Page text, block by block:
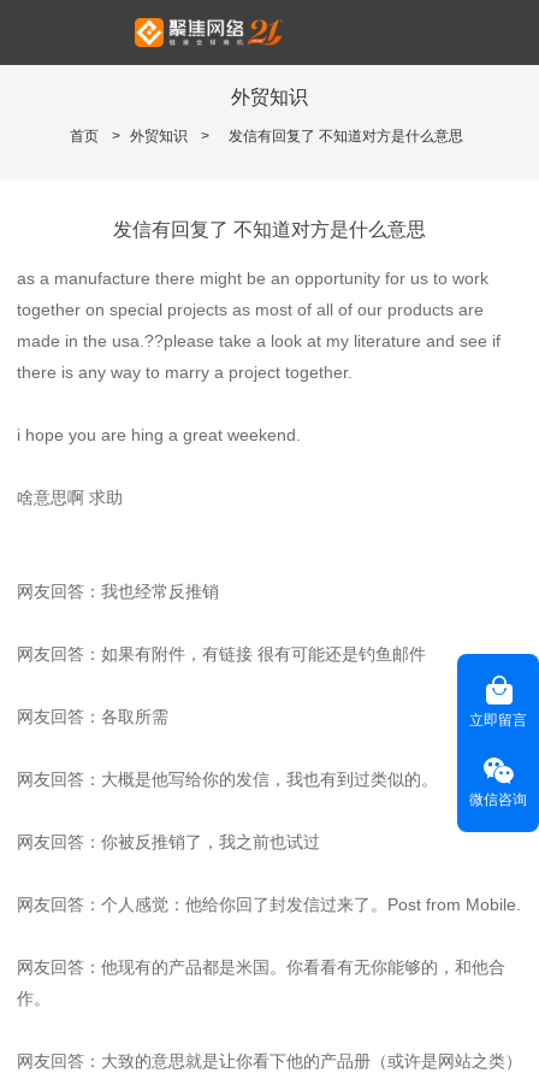
外贸知识
首页 > 外贸知识 > 发信有回复了 不知道对方是什么意思
发信有回复了 不知道对方是什么意思
as a manufacture there might be an opportunity for us to work
together on special projects as most of all of our products are
made in the usa.??please take a look at my literature and see if
there is any way to marry a project together.
i hope you are hing a great weekend.
啥意思啊 求助
网友回答：我也经常反推销
网友回答：如果有附件，有链接 很有可能还是钓鱼邮件
网友回答：各取所需
网友回答：大概是他写给你的发信，我也有到过类似的。
网友回答：你被反推销了，我之前也试过
网友回答：个人感觉：他给你回了封发信过来了。Post from Mobile.
网友回答：他现有的产品都是米国。你看看有无你能够的，和他合
作。
网友回答：大致的意思就是让你看下他的产品册（或许是网站之类）
立即留言
微信咨询